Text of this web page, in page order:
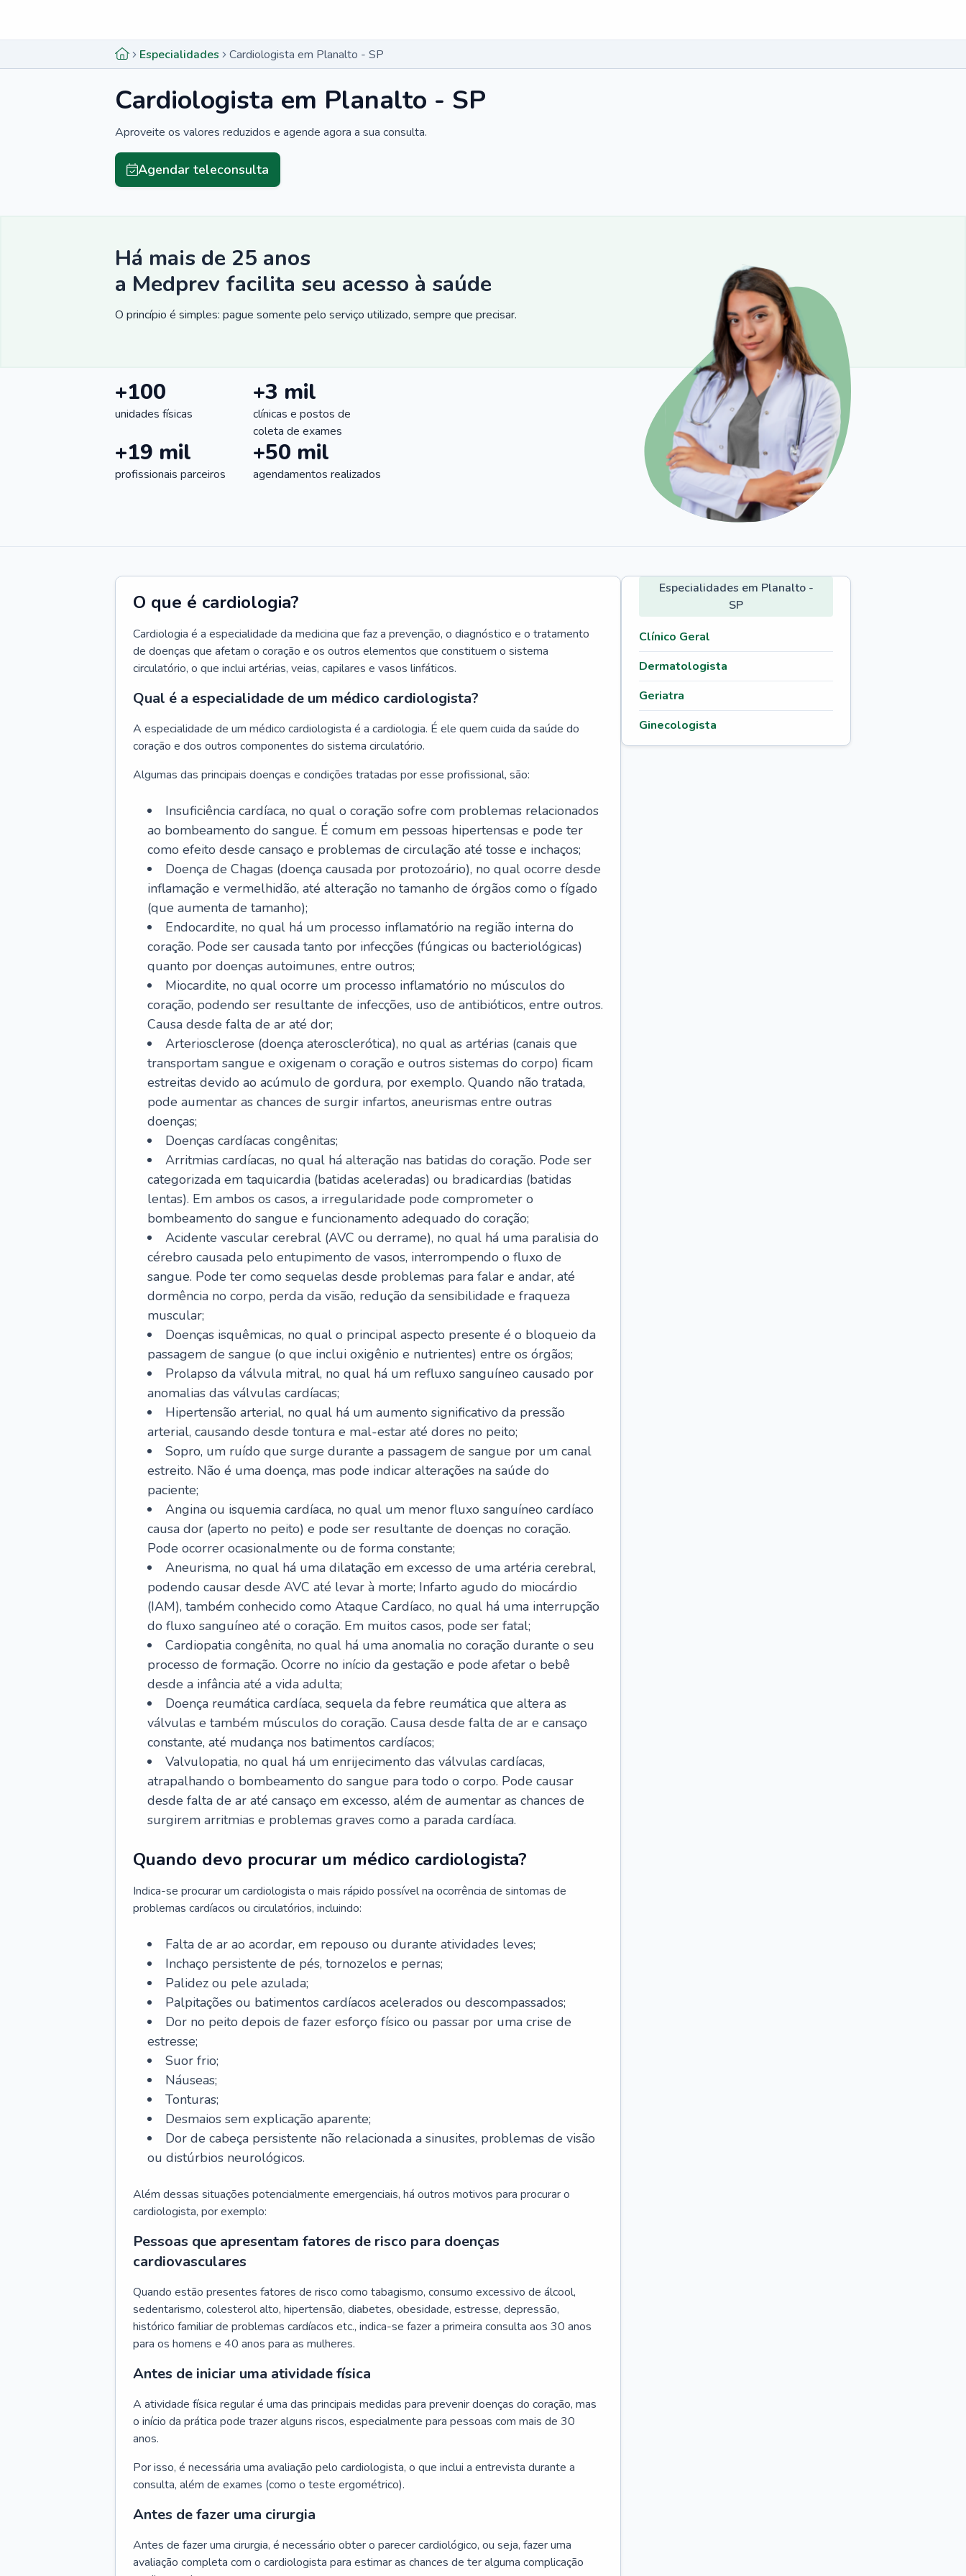
Especialidades Cardiologista em Planalto - SP
Cardiologista em Planalto - SP
Aproveite os valores reduzidos e agende agora a sua consulta.
Agendar teleconsulta
Há mais de 25 anos
a Medprev facilita seu acesso à saúde
O princípio é simples: pague somente pelo serviço utilizado, sempre que precisar.
+100
unidades físicas
+3 mil
clínicas e postos de
coleta de exames
+19 mil
profissionais parceiros
+50 mil
agendamentos realizados
O que é cardiologia?
Cardiologia é a especialidade da medicina que faz a prevenção, o diagnóstico e o tratamento
de doenças que afetam o coração e os outros elementos que constituem o sistema
circulatório, o que inclui artérias, veias, capilares e vasos linfáticos.
Qual é a especialidade de um médico cardiologista?
A especialidade de um médico cardiologista é a cardiologia. É ele quem cuida da saúde do
coração e dos outros componentes do sistema circulatório.
Algumas das principais doenças e condições tratadas por esse profissional, são:
Insuficiência cardíaca, no qual o coração sofre com problemas relacionados
ao bombeamento do sangue. É comum em pessoas hipertensas e pode ter
como efeito desde cansaço e problemas de circulação até tosse e inchaços;
Doença de Chagas (doença causada por protozoário), no qual ocorre desde
inflamação e vermelhidão, até alteração no tamanho de órgãos como o fígado
(que aumenta de tamanho);
Endocardite, no qual há um processo inflamatório na região interna do
coração. Pode ser causada tanto por infecções (fúngicas ou bacteriológicas)
quanto por doenças autoimunes, entre outros;
Miocardite, no qual ocorre um processo inflamatório no músculos do
coração, podendo ser resultante de infecções, uso de antibióticos, entre outros.
Causa desde falta de ar até dor;
Arteriosclerose (doença aterosclerótica), no qual as artérias (canais que
transportam sangue e oxigenam o coração e outros sistemas do corpo) ficam
estreitas devido ao acúmulo de gordura, por exemplo. Quando não tratada,
pode aumentar as chances de surgir infartos, aneurismas entre outras
doenças;
Doenças cardíacas congênitas;
Arritmias cardíacas, no qual há alteração nas batidas do coração. Pode ser
categorizada em taquicardia (batidas aceleradas) ou bradicardias (batidas
lentas). Em ambos os casos, a irregularidade pode comprometer o
bombeamento do sangue e funcionamento adequado do coração;
Acidente vascular cerebral (AVC ou derrame), no qual há uma paralisia do
cérebro causada pelo entupimento de vasos, interrompendo o fluxo de
sangue. Pode ter como sequelas desde problemas para falar e andar, até
dormência no corpo, perda da visão, redução da sensibilidade e fraqueza
muscular;
Doenças isquêmicas, no qual o principal aspecto presente é o bloqueio da
passagem de sangue (o que inclui oxigênio e nutrientes) entre os órgãos;
Prolapso da válvula mitral, no qual há um refluxo sanguíneo causado por
anomalias das válvulas cardíacas;
Hipertensão arterial, no qual há um aumento significativo da pressão
arterial, causando desde tontura e mal-estar até dores no peito;
Sopro, um ruído que surge durante a passagem de sangue por um canal
estreito. Não é uma doença, mas pode indicar alterações na saúde do
paciente;
Angina ou isquemia cardíaca, no qual um menor fluxo sanguíneo cardíaco
causa dor (aperto no peito) e pode ser resultante de doenças no coração.
Pode ocorrer ocasionalmente ou de forma constante;
Aneurisma, no qual há uma dilatação em excesso de uma artéria cerebral,
podendo causar desde AVC até levar à morte; Infarto agudo do miocárdio
(IAM), também conhecido como Ataque Cardíaco, no qual há uma interrupção
do fluxo sanguíneo até o coração. Em muitos casos, pode ser fatal;
Cardiopatia congênita, no qual há uma anomalia no coração durante o seu
processo de formação. Ocorre no início da gestação e pode afetar o bebê
desde a infância até a vida adulta;
Doença reumática cardíaca, sequela da febre reumática que altera as
válvulas e também músculos do coração. Causa desde falta de ar e cansaço
constante, até mudança nos batimentos cardíacos;
Valvulopatia, no qual há um enrijecimento das válvulas cardíacas,
atrapalhando o bombeamento do sangue para todo o corpo. Pode causar
desde falta de ar até cansaço em excesso, além de aumentar as chances de
surgirem arritmias e problemas graves como a parada cardíaca.
Quando devo procurar um médico cardiologista?
Indica-se procurar um cardiologista o mais rápido possível na ocorrência de sintomas de
problemas cardíacos ou circulatórios, incluindo:
Falta de ar ao acordar, em repouso ou durante atividades leves;
Inchaço persistente de pés, tornozelos e pernas;
Palidez ou pele azulada;
Palpitações ou batimentos cardíacos acelerados ou descompassados;
Dor no peito depois de fazer esforço físico ou passar por uma crise de
estresse;
Suor frio;
Náuseas;
Tonturas;
Desmaios sem explicação aparente;
Dor de cabeça persistente não relacionada a sinusites, problemas de visão
ou distúrbios neurológicos.
Além dessas situações potencialmente emergenciais, há outros motivos para procurar o
cardiologista, por exemplo:
Pessoas que apresentam fatores de risco para doenças
cardiovasculares
Quando estão presentes fatores de risco como tabagismo, consumo excessivo de álcool,
sedentarismo, colesterol alto, hipertensão, diabetes, obesidade, estresse, depressão,
histórico familiar de problemas cardíacos etc., indica-se fazer a primeira consulta aos 30 anos
para os homens e 40 anos para as mulheres.
Antes de iniciar uma atividade física
A atividade física regular é uma das principais medidas para prevenir doenças do coração, mas
o início da prática pode trazer alguns riscos, especialmente para pessoas com mais de 30
anos.
Por isso, é necessária uma avaliação pelo cardiologista, o que inclui a entrevista durante a
consulta, além de exames (como o teste ergométrico).
Antes de fazer uma cirurgia
Antes de fazer uma cirurgia, é necessário obter o parecer cardiológico, ou seja, fazer uma
avaliação completa com o cardiologista para estimar as chances de ter alguma complicação
Especialidades em Planalto -
SP
Clínico Geral
Dermatologista
Geriatra
Ginecologista